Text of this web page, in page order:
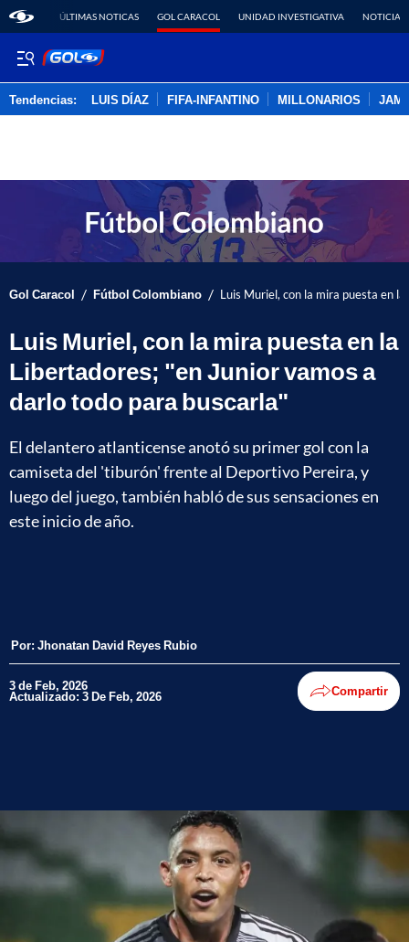
ÚLTIMAS NOTICAS GOL CARACOL UNIDAD INVESTIGATIVA NOTICIAS
Tendencias: LUIS DÍAZ FIFA-INFANTINO MILLONARIOS
Gol Caracol / Fútbol Colombiano / Luis Muriel, con la mira puesta en
Luis Muriel, con la mira puesta en la
Libertadores; "en Junior vamos a
darlo todo para buscarla"
El delantero atlanticense anotó su primer gol con la
camiseta del 'tiburón' frente al Deportivo Pereira, y
luego del juego, también habló de sus sensaciones en
este inicio de año.
Por: Jhonatan David Reyes Rubio
3 de Feb, 2026
Actualizado: 3 De Feb, 2026 Compartir